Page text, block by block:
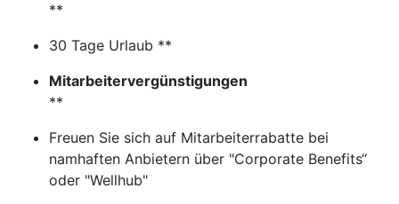
**
30 Tage Urlaub **
Mitarbeitervergünstigungen
**
Freuen Sie sich auf Mitarbeiterrabatte bei
namhaften Anbietern über "Corporate Benefits“
oder "Wellhub"